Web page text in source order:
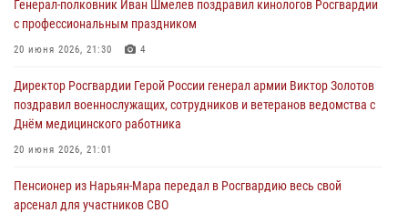
Генерал-полковник Иван Шмелев поздравил кинологов Росгвардии
с профессиональным праздником
20 июня 2026, 21:30 4
Директор Росгвардии Герой России генерал армии Виктор Золотов
поздравил военнослужащих, сотрудников и ветеранов ведомства с
Днём медицинского работника
20 июня 2026, 21:01
Пенсионер из Нарьян-Мара передал в Росгвардию весь свой
арсенал для участников СВО